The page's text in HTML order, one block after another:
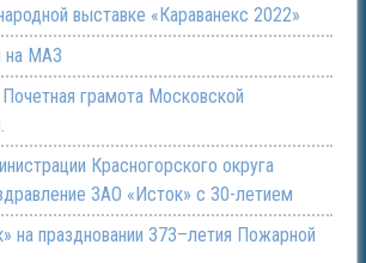
выставке «Караванекс 2022»
на МАЗ
грамота Московской
Красногорского округа
ЗАО «Исток» с 30-летием
на праздновании 373–летия Пожарной